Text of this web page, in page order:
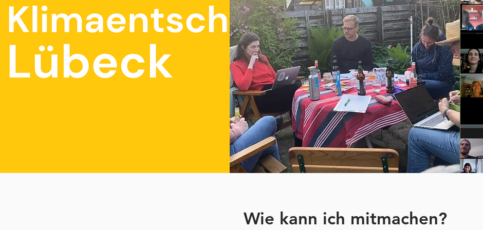
Wie kann ich mitmachen?